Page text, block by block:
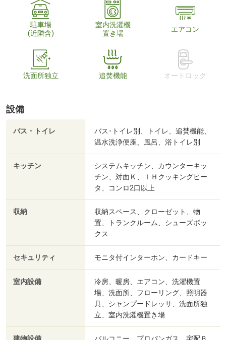
駐車場
(近隣含)
室内洗濯機
置き場
エアコン
洗面所独立 追焚機能 オートロック
設備
バス・トイレ
バス･トイレ別、トイレ、追焚機能、
温水洗浄便座、風呂、浴トイレ別
キッチン
システムキッチン、カウンターキッ
チン、対面Ｋ、ＩＨクッキングヒー
タ、コンロ2口以上
収納
収納スペース、クローゼット、物
置、トランクルーム、シューズボッ
クス
セキュリティ モニタ付インターホン、カードキー
室内設備
冷房、暖房、エアコン、洗濯機置
場、洗面所、フローリング、照明器
具、シャンプードレッサ、洗面所独
立、室内洗濯機置き場